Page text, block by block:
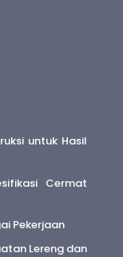
untuk Hasil
Cermat
Pekerjaan
Lereng dan